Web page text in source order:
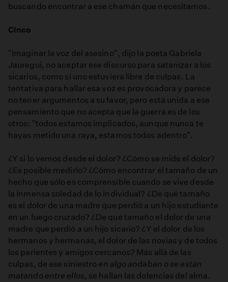
buscando encontrar a ese chamán que necesitamos.
Cinco
"Imaginar la voz del asesino", dijo la poeta Gabriela
Jauregui, no aceptar ese discurso para satanizar a los
sicarios, como si uno estuviera libre de culpas. La
tentativa para hallar esa voz es provocadora y parece
no tener argumentos a su favor, pero está unida a ese
pensamiento que no acepta que la guerra es de los
otros: "todos estamos implicados, aunque nunca te
hayas metido una raya, estamos todos adentro".
¿Y si lo vemos desde el dolor? ¿Cómo se mide el dolor?
¿Es posible medirlo? ¿Cómo encontrar el tamaño de un
hecho que sólo es comprensible cuando se vive desde
la inmensa soledad de lo individual? ¿De qué tamaño
es el dolor de una madre que perdió a un hijo estudiante
en un fuego cruzado? ¿De qué tamaño el dolor de una
madre que perdió a un hijo sicario? ¿Y el dolor de los
hermanos y hermanas, el dolor de las novias y de todos
los parientes y amigos cercanos? Más allá de las
culpas, de ese siniestro en algo andaban o se están
matando entre ellos, se hallan las dolencias del alma.